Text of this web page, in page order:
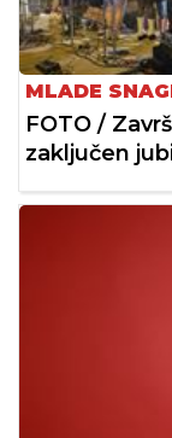
MLADE
FOTO /
zaključen